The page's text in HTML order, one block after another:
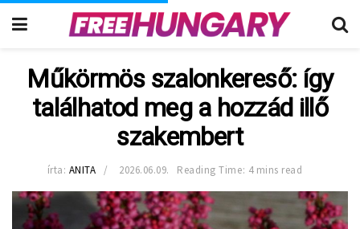
Műkörmös szalonkereső: így
találhatod meg a hozzád illő
szakembert
írta: ANITA 2026.06.09. Reading Time: 4 mins read